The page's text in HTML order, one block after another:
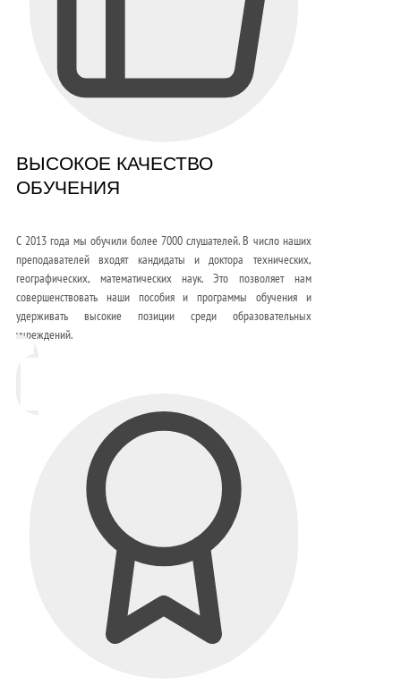
ВЫСОКОЕ КАЧЕСТВО
ОБУЧЕНИЯ
С 2013 года мы обучили более 7000 слушателей. В число наших
преподавателей входят кандидаты и доктора технических,
географических, математических наук. Это позволяет нам
совершенствовать наши пособия и программы обучения и
удерживать высокие позиции среди образовательных
учреждений.